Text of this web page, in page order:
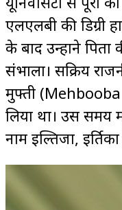
एलएलबी की डिग्री
के बाद उन्होंने पिता
संभाला। सक्रिय
मुफ्ती
लिया था। उस समय
नाम इल्तिजा,